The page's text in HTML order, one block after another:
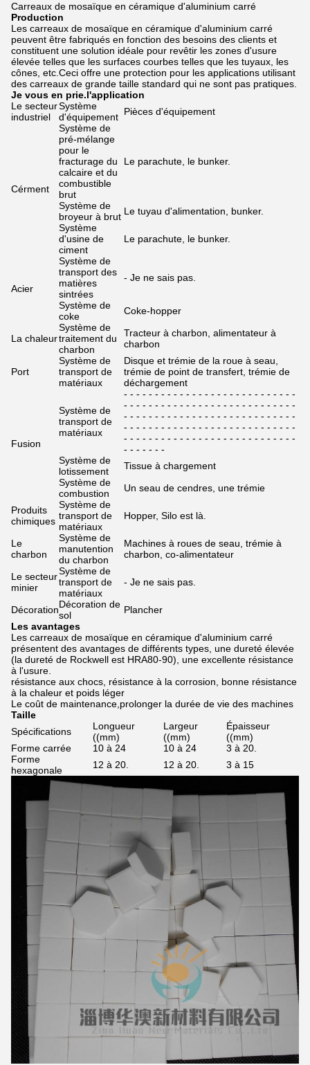
Carreaux de mosaïque en céramique d'aluminium carré
Production
Les carreaux de mosaïque en céramique d'aluminium carré
peuvent être fabriqués en fonction des besoins des clients et
constituent une solution idéale pour revêtir les zones d'usure
élevée telles que les surfaces courbes telles que les tuyaux, les
cônes, etc.Ceci offre une protection pour les applications utilisant
des carreaux de grande taille standard qui ne sont pas pratiques.
Je vous en prie.l'application
Le secteur
industriel
Système
d'équipement Pièces d'équipement
Cérment
Système de
pré-mélange
pour le
fracturage du
calcaire et du
combustible
brut
Le parachute, le bunker.
Système de
broyeur à brut Le tuyau d'alimentation, bunker.
Système
d'usine de
ciment
Le parachute, le bunker.
Acier
Système de
transport des
matières
sintrées
- Je ne sais pas.
Système de
coke
Coke-hopper
La chaleur
Système de
traitement du
charbon
Tracteur à charbon, alimentateur à
charbon
Port
Système de
transport de
matériaux
Disque et trémie de la roue à seau,
trémie de point de transfert, trémie de
déchargement
Fusion
Système de
transport de
matériaux
- - - - - - - - - - - - - - - - - - - - - - - - - - - -
- - - - - - - - - - - - - - - - - - - - - - - - - - - -
- - - - - - - - - - - - - - - - - - - - - - - - - - - -
- - - - - - - - - - - - - - - - - - - - - - - - - - - -
- - - - - - - - - - - - - - - - - - - - - - - - - - - -
- - - - - - -
Système de
lotissement
Tissue à chargement
Système de
combustion
Un seau de cendres, une trémie
Produits
chimiques
Système de
transport de
matériaux
Hopper, Silo est là.
Le
charbon
Système de
manutention
du charbon
Machines à roues de seau, trémie à
charbon, co-alimentateur
Le secteur
minier
Système de
transport de
matériaux
- Je ne sais pas.
DécorationDécoration de
sol
Plancher
Les avantages
Les carreaux de mosaïque en céramique d'aluminium carré
présentent des avantages de différents types, une dureté élevée
(la dureté de Rockwell est HRA80-90), une excellente résistance
à l'usure.
résistance aux chocs, résistance à la corrosion, bonne résistance
à la chaleur et poids léger
Le coût de maintenance,prolonger la durée de vie des machines
Taille
Spécifications
Longueur
((mm)
Largeur
((mm)
Épaisseur
((mm)
Forme carrée
10 à 24 10 à 24
3 à 20.
Forme
hexagonale
12 à 20. 12 à 20. 3 à 15